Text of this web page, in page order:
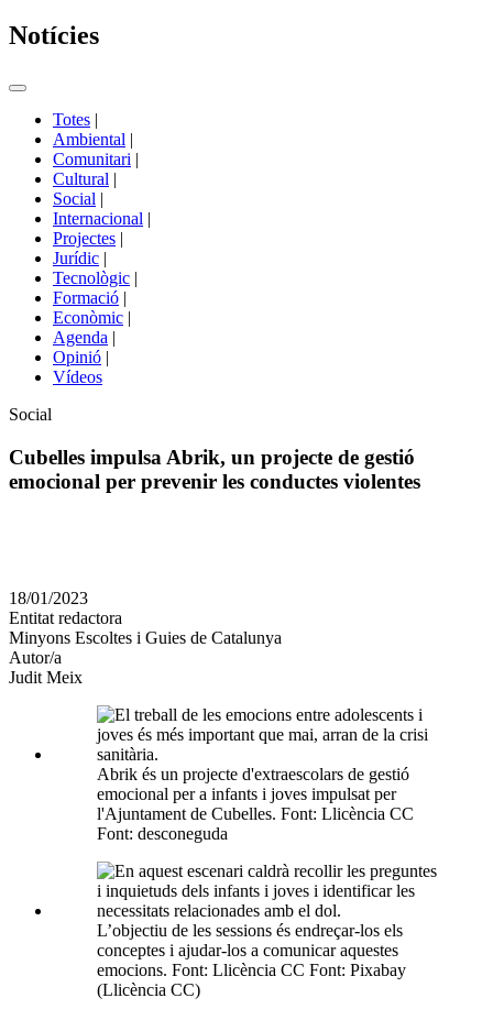
Notícies
Commutador
portals
Totes |
Ambiental |
Comunitari |
Cultural |
Social |
Internacional |
Projectes |
Jurídic |
Tecnològic |
Formació |
Econòmic |
Agenda |
Opinió |
Vídeos
Àmbit
la
Social
Cubelles impulsa Abrik, un projecte de gestió
emocional per prevenir les conductes violentes
en
altres
xarxes
socials
18/01/2023
Entitat redactora
Minyons Escoltes i Guies de Catalunya
Autor/a
Judit Meix
Abrik és un projecte d'extraescolars de gestió
emocional per a infants i joves impulsat per
l'Ajuntament de Cubelles. Font: Llicència CC
Font: desconeguda
L’objectiu de les sessions és endreçar-los els
conceptes i ajudar-los a comunicar aquestes
emocions. Font: Llicència CC Font: Pixabay
(Llicència CC)